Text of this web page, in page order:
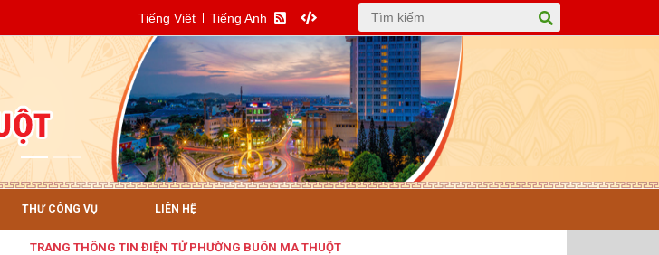
Tiếng Việt Tiếng Anh
THƯ CÔNG VỤ LIÊN HỆ
TRANG THÔNG TIN ĐIỆN TỬ PHƯỜNG BUÔN MA THUỘT